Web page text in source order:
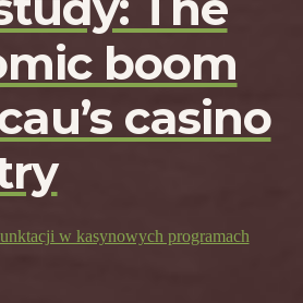
boom
casino
w kasynowych programach